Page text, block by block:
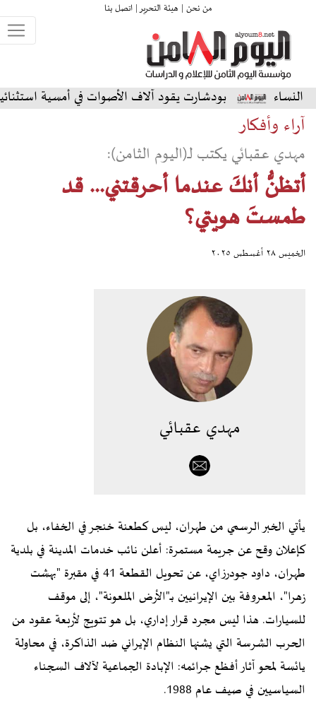
من نحن | هيئة التحرير |اتصل بنا
بودشارت يقود آلاف الأصوات في أمسية استثنائية على المسرح
آراء وأفكار
مهدي عقبائي يكتب لـ(اليوم الثامن):
أتظنُّ أنكَ عندما أحرقتني... قد
طمستَ هويتي؟
الخميس ٢٨ أغسطس ٢٠٢٥
مهدي عقبائي
يأتي الخبر الرسمي من طهران، ليس كطعنة خنجر في الخفاء، بل
كإعلان وقح عن جريمة مستمرة: أعلن نائب خدمات المدينة في بلدية
طهران، داود جودرزاي، عن تحويل القطعة 41 في مقبرة "بهشت
زهرا"، المعروفة بين الإيرانيين بـ"الأرض الملعونة"، إلى موقف
للسيارات. هذا ليس مجرد قرار إداري، بل هو تتويج لأربعة عقود من
الحرب الشرسة التي يشنها النظام الإيراني ضد الذاكرة، في محاولة
يائسة لمحو آثار أفظع جرائمه: الإبادة الجماعية لآلاف السجناء
السياسيين في صيف عام 1988.